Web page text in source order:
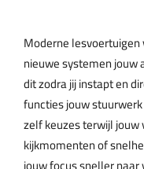
Moderne
nieuwe systemen jouw
dit zodra jij instapt en
functies jouw
zelf keuzes terwijl
kijkmomenten of